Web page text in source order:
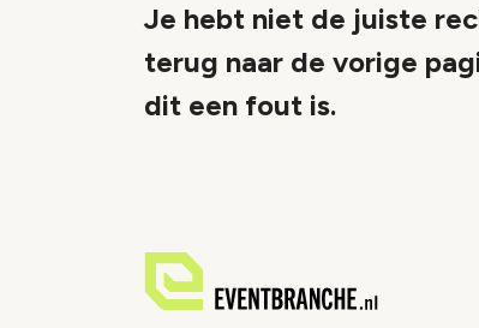
Je hebt niet de juiste
terug naar de vorige
dit een fout is.